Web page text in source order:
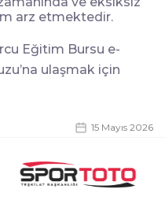
arz etmektedir.
Eğitim Bursu e-
ulaşmak için
15 Mayıs 2026